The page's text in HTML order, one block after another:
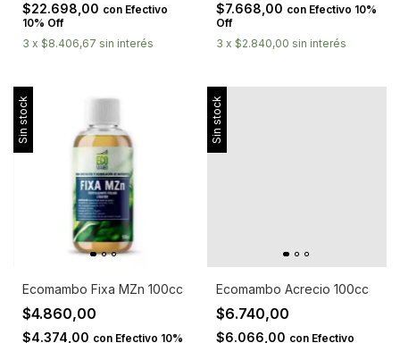
$22.698,00 con Efectivo
10% Off
3 x $8.406,67 sin interés
$7.668,00 con Efectivo 10%
Off
3 x $2.840,00 sin interés
Sin stock
Ecomambo Fixa MZn 100cc
$4.860,00
$4.374,00 con Efectivo 10%
Sin stock
Ecomambo Acrecio 100cc
$6.740,00
$6.066,00 con Efectivo